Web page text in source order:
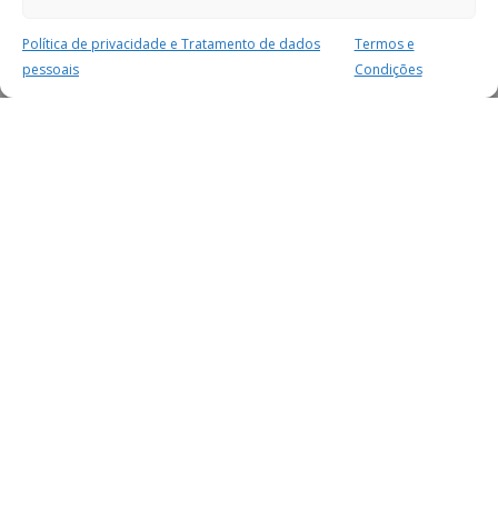
Política de privacidade e Tratamento de dados
pessoais
Termos e
Condições